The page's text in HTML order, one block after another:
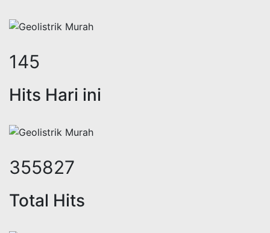
184
Hits Hari ini
451188
Total Hits